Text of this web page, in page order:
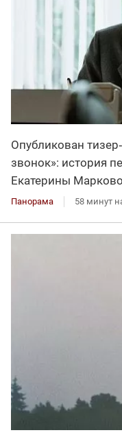
Опубликован
звонок»: история
Екатерины
Панорама 58 минут